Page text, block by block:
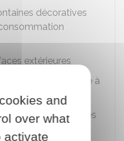
décoratives
extérieures
lorsqu'il est réalisé à
potagers et espaces
and
over what
activate